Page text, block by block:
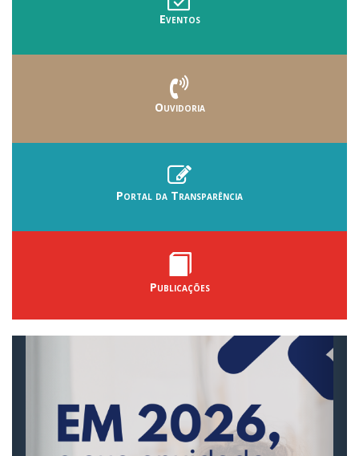
Eventos
Ouvidoria
Portal da Transparência
Publicações